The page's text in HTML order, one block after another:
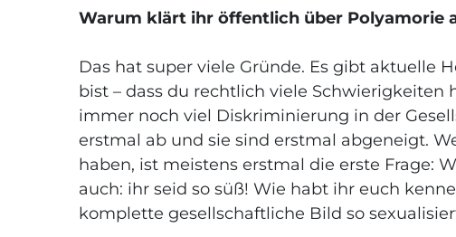
Warum klärt ihr öffentlich über Polyamorie
Das hat super viele Gründe. Es gibt aktuelle
bist – dass du rechtlich viele
immer noch viel Diskriminierung in der
erstmal ab und sie sind erstmal abgeneigt.
haben, ist meistens erstmal die erste Frage:
auch: ihr seid so süß! Wie habt ihr euch
komplette gesellschaftliche Bild so